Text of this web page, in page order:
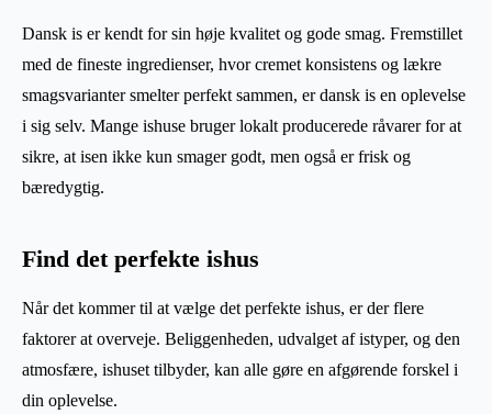
Dansk is er kendt for sin høje kvalitet og gode smag. Fremstillet
med de fineste ingredienser, hvor cremet konsistens og lækre
smagsvarianter smelter perfekt sammen, er dansk is en oplevelse
i sig selv. Mange ishuse bruger lokalt producerede råvarer for at
sikre, at isen ikke kun smager godt, men også er frisk og
bæredygtig.
Find det perfekte ishus
Når det kommer til at vælge det perfekte ishus, er der flere
faktorer at overveje. Beliggenheden, udvalget af istyper, og den
atmosfære, ishuset tilbyder, kan alle gøre en afgørende forskel i
din oplevelse.